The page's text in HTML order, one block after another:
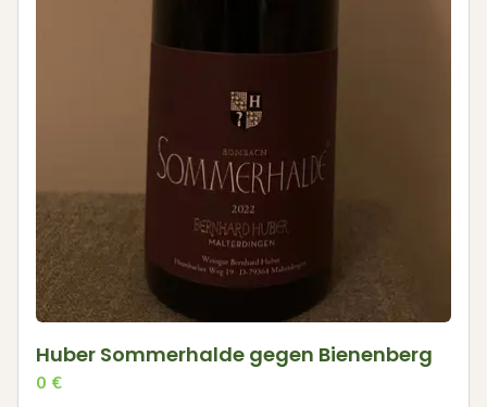
Huber Sommerhalde gegen Bienenberg
0 €